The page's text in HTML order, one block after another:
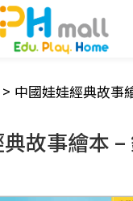
> 中國娃娃經典故事
故事繪本 –